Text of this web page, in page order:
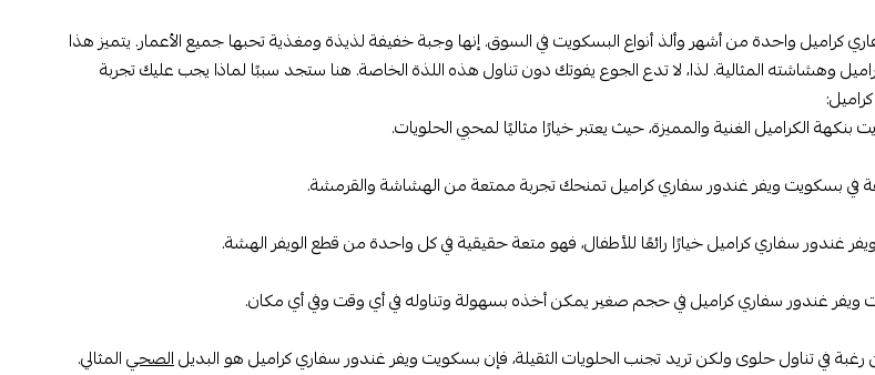
كراميل واحدة من أشهر وألذ أنواع البسكويت في السوق. إنها وجبة خفيفة لذيذة ومغذية تحبها جميع الأعمار. يتميز هذا
وهشاشته المثالية. لذا، لا تدع الجوع يفوتك دون تناول هذه اللذة الخاصة. هنا ستجد سببًا لماذا يجب عليك تجربة
بنكهة الكراميل الغنية والمميزة، حيث يعتبر خيارًا مثاليًا لمحبي الحلويات.
في بسكويت ويفر غندور سفاري كراميل تمنحك تجربة ممتعة من الهشاشة والقرمشة.
غندور سفاري كراميل خيارًا رائعًا للأطفال، فهو متعة حقيقية في كل واحدة من قطع الويفر الهشة.
ويفر غندور سفاري كراميل في حجم صغير يمكن أخذه بسهولة وتناوله في أي وقت وفي أي مكان.
في تناول حلوى ولكن تريد تجنب الحلويات الثقيلة، فإن بسكويت ويفر غندور سفاري كراميل هو البديلالصحيالمثالي.